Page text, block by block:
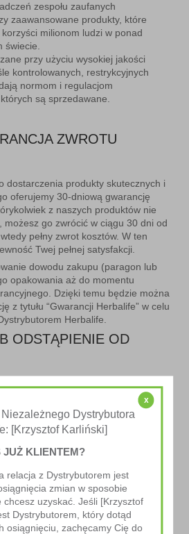
zespołu zaufanych
zaawansowane produkty, które
milionom ludzi w ponad
świecie.
przy użyciu wysokiej jakości
kontrolowanych, restrykcyjnych
normom i regulacjom
są sprzedawane.
ZWROTU
dostarczenia produkty skutecznych i
oferujemy 30-dniową gwarancję
z naszych produktów nie
możesz go zwrócić w ciągu 30 dni od
pełny zwrot kosztów. W ten
Twej pełnej satysfakcji.
dowodu zakupu (paragon lub
opakowania aż do momentu
Dzięki temu będzie można
z tytułu “Gwarancji Herbalife” w celu
Herbalife.
ODSTĄPIENIE OD
zawsze sprawdź, czy nie uległa
W przypadku widocznych
zaleca się odmówienie
należy skontaktować się z nami
w dziale obsługi klienta.
do kontaktu pod adresem e-
udzielimy Ci wskazówek, jak szybko i
reklamację.
temat reklamacji oraz odstąpienia
dzialeREGULAMIN
x
Dystrybutora
[Krzysztof Karliński]
JUŻ KLIENTEM?
relacja z Dystrybutorem jest
zmian w sposobie
chcesz uzyskać. Jeśli [Krzysztof
Dystrybutorem, który dotąd
osiągnięciu, zachęcamy Cię do